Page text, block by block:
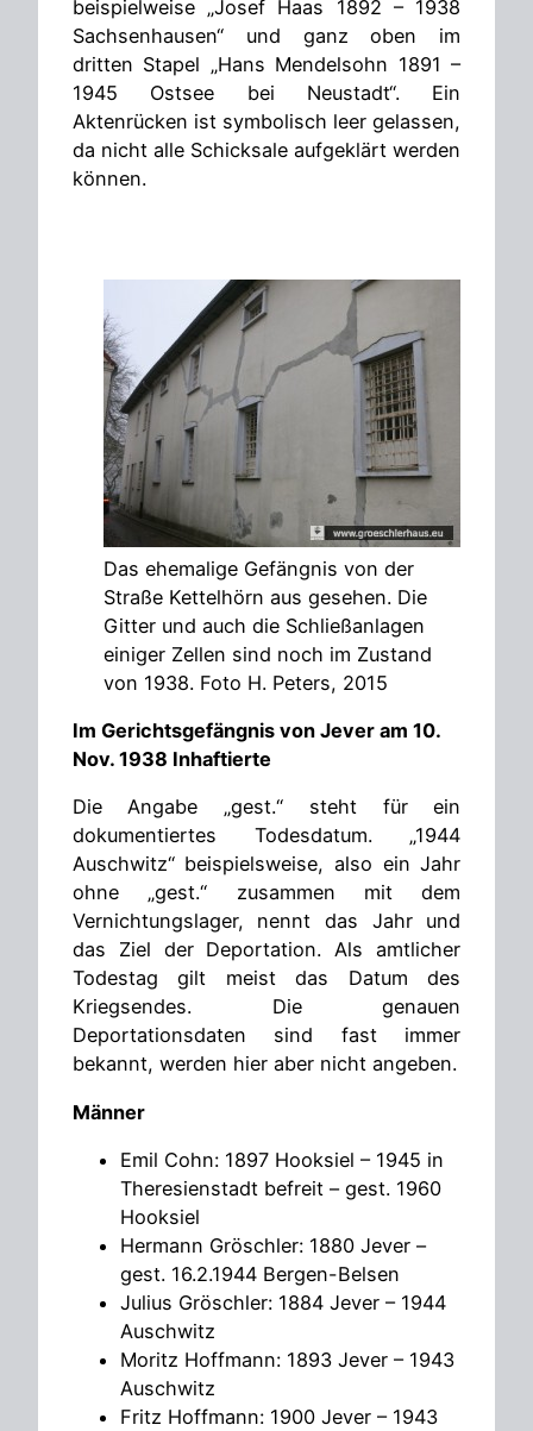
beispielweise „Josef Haas 1892 – 1938
Sachsenhausen“ und ganz oben im
dritten Stapel „Hans Mendelsohn 1891 –
1945 Ostsee bei Neustadt“. Ein
Aktenrücken ist symbolisch leer gelassen,
da nicht alle Schicksale aufgeklärt werden
können.
Das ehemalige Gefängnis von der
Straße Kettelhörn aus gesehen. Die
Gitter und auch die Schließanlagen
einiger Zellen sind noch im Zustand
von 1938. Foto H. Peters, 2015
Im Gerichtsgefängnis von Jever am 10.
Nov. 1938 Inhaftierte
Die Angabe „gest.“ steht für ein
dokumentiertes Todesdatum. „1944
Auschwitz“ beispielsweise, also ein Jahr
ohne „gest.“ zusammen mit dem
Vernichtungslager, nennt das Jahr und
das Ziel der Deportation. Als amtlicher
Todestag gilt meist das Datum des
Kriegsendes. Die genauen
Deportationsdaten sind fast immer
bekannt, werden hier aber nicht angeben.
Männer
Emil Cohn: 1897 Hooksiel – 1945 in
Theresienstadt befreit – gest. 1960
Hooksiel
Hermann Gröschler: 1880 Jever –
gest. 16.2.1944 Bergen-Belsen
Julius Gröschler: 1884 Jever – 1944
Auschwitz
Moritz Hoffmann: 1893 Jever – 1943
Auschwitz
Fritz Hoffmann: 1900 Jever – 1943